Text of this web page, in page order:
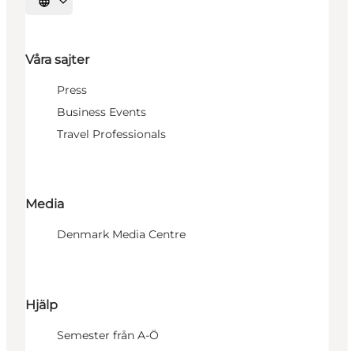
Välj språk
Våra sajter
Press
Business Events
Travel Professionals
Media
Denmark Media Centre
Hjälp
Semester från A-Ö